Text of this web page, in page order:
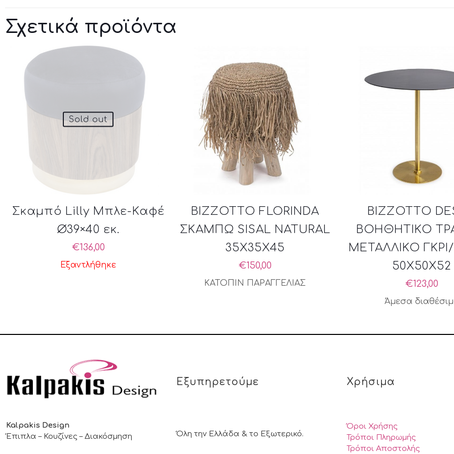
Σχετικά προϊόντα
Sold out
Σκαμπό Lilly Μπλε-Καφέ
Ø39×40 εκ.
€136,00
Εξαντλήθηκε
BIZZOTTO FLORINDA
ΣΚΑΜΠΩ SISAL NATURAL
35X35X45
€150,00
ΚΑΤΟΠΙΝ ΠΑΡΑΓΓΕΛΙΑΣ
BIZZOTTO
ΒΟΗΘΗΤΙΚΟ
ΜΕΤΑΛΛΙΚΟ
50X50X52
€123,00
Άμεσα
Kalpakis Design
Έπιπλα – Κουζίνες – Διακόσμηση
Εξυπηρετούμε
Όλη την Ελλάδα & το Εξωτερικό.
Χρήσιμα
Όροι Χρήσης
Τρόποι Πληρωμής
Τρόποι Αποστολής